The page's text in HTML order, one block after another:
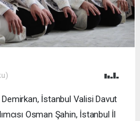
İstanbul Valisi Davut
Osman Şahin, İstanbul İl